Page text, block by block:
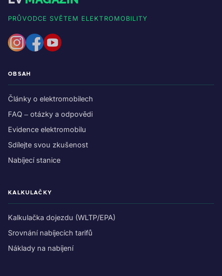
PRŮVODCE SVĚTEM ELEKTROMOBILITY
OBSAH
Články o elektromobilech
FAQ – otázky a odpovědi
Evidence elektromobilu
Sdílejte svou zkušenost
Nabíjecí stanice
KALKULAČKY
Kalkulačka dojezdu (WLTP/EPA)
Srovnání nabíjecích tarifů
Náklady na nabíjení